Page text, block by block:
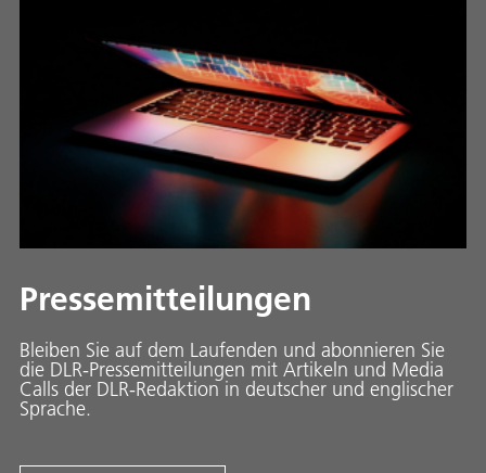
Pressemitteilungen
Bleiben Sie auf dem Laufenden und abonnieren Sie
die DLR-Pressemitteilungen mit Artikeln und Media
Calls der DLR-Redaktion in deutscher und englischer
Sprache.